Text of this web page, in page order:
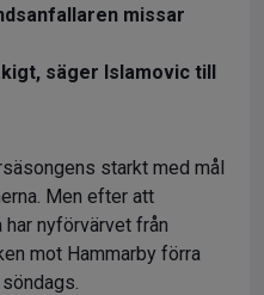
missar
säger Islamovic till
starkt med mål
Men efter att
nyförvärvet från
mot Hammarby förra